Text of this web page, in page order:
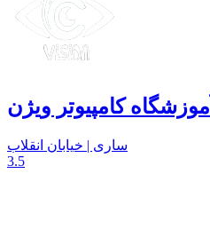
آموزشگاه کامپیوتر ویژن
ساری | خیابان انقلاب
3.5